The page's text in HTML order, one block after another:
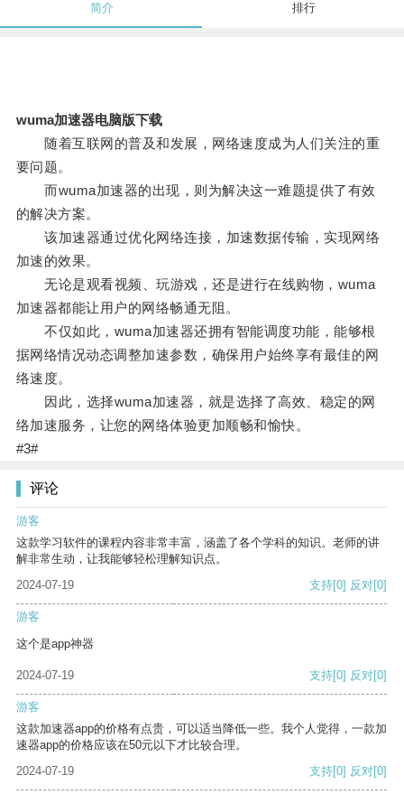
简介 排行
wuma加速器电脑版下载
随着互联网的普及和发展，网络速度成为人们关注的重
要问题。
而wuma加速器的出现，则为解决这一难题提供了有效
的解决方案。
该加速器通过优化网络连接，加速数据传输，实现网络
加速的效果。
无论是观看视频、玩游戏，还是进行在线购物，wuma
加速器都能让用户的网络畅通无阻。
不仅如此，wuma加速器还拥有智能调度功能，能够根
据网络情况动态调整加速参数，确保用户始终享有最佳的网
络速度。
因此，选择wuma加速器，就是选择了高效、稳定的网
络加速服务，让您的网络体验更加顺畅和愉快。
#3#
评论
游客
这款学习软件的课程内容非常丰富，涵盖了各个学科的知识。老师的讲
解非常生动，让我能够轻松理解知识点。
2024-07-19
支持[0] 反对[0]
游客
这个是app神器
2024-07-19 支持[0] 反对[0]
游客
这款加速器app的价格有点贵，可以适当降低一些。我个人觉得，一款加
速器app的价格应该在50元以下才比较合理。
2024-07-19
支持[0] 反对[0]